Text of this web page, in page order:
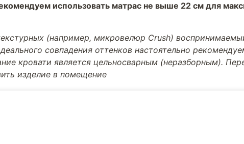
использовать матрас не выше 22 см для
(например, микровелюр Crush)
совпадения оттенков настоятельно
кровати является цельносварным (неразборным).
изделие в помещение